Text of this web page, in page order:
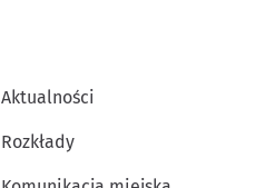
Aktualności
Rozkłady